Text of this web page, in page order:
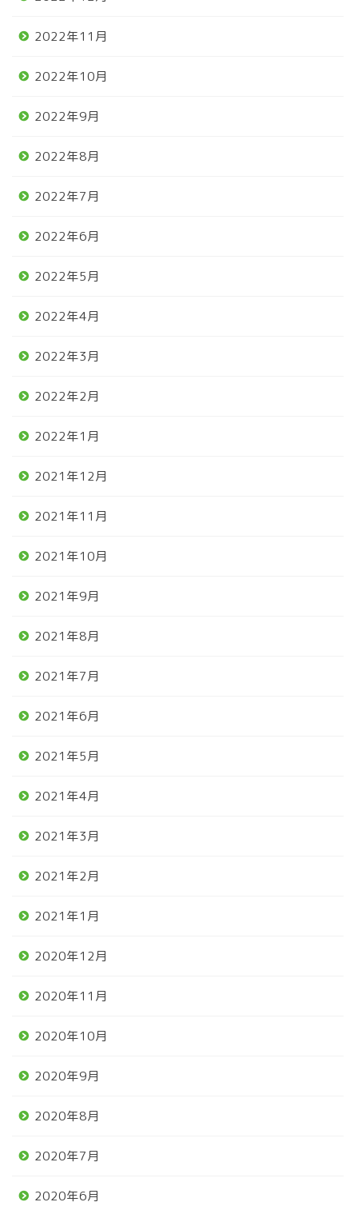
2022年11月
2022年10月
2022年9月
2022年8月
2022年7月
2022年6月
2022年5月
2022年4月
2022年3月
2022年2月
2022年1月
2021年12月
2021年11月
2021年10月
2021年9月
2021年8月
2021年7月
2021年6月
2021年5月
2021年4月
2021年3月
2021年2月
2021年1月
2020年12月
2020年11月
2020年10月
2020年9月
2020年8月
2020年7月
2020年6月